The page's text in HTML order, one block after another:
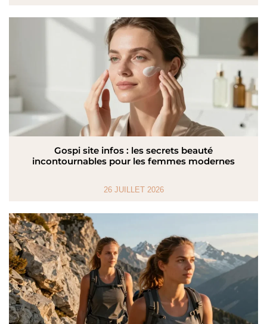
Gospi site infos : les secrets beauté
incontournables pour les femmes modernes
26 JUILLET 2026